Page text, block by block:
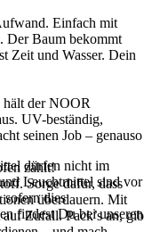
Einfach mit
Der Baum bekommt
Zeit und Wasser. Dein
der NOOR
UV-beständig,
seinen Job – genauso
zählt!
Sorge dafür, dass
überdauern. Mit
Zufall. Pack’s an, gib
dürfen nicht im
Leuchtmittel sind vor
sofern dies
findest Du bei unseren